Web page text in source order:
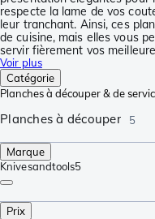
respecte la lame de vos
leur tranchant. Ainsi, ces
de cuisine, mais elles vous
servir fièrement vos
Voir plus
Catégorie
Planches à découper & de
Planches à découper 5
Marque
Knivesandtools5
Prix